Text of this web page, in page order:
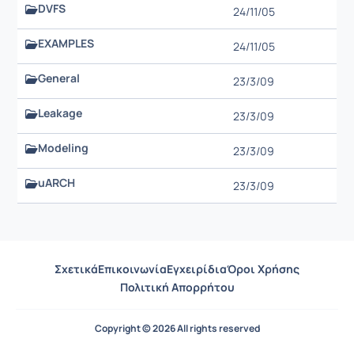
DVFS
24/11/05
EXAMPLES 24/11/05
General 23/3/09
Leakage 23/3/09
Modeling 23/3/09
uARCH 23/3/09
ΣχετικάΕπικοινωνίαΕγχειρίδιαΌροι Χρήσης
Πολιτική Απορρήτου
Copyright © 2026 All rights reserved